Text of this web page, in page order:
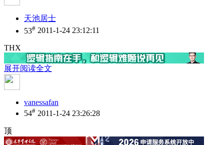
天池居士
53# 2011-1-24 23:12:11
THX
展开阅读全文
vanessafan
54# 2011-1-24 23:26:28
顶